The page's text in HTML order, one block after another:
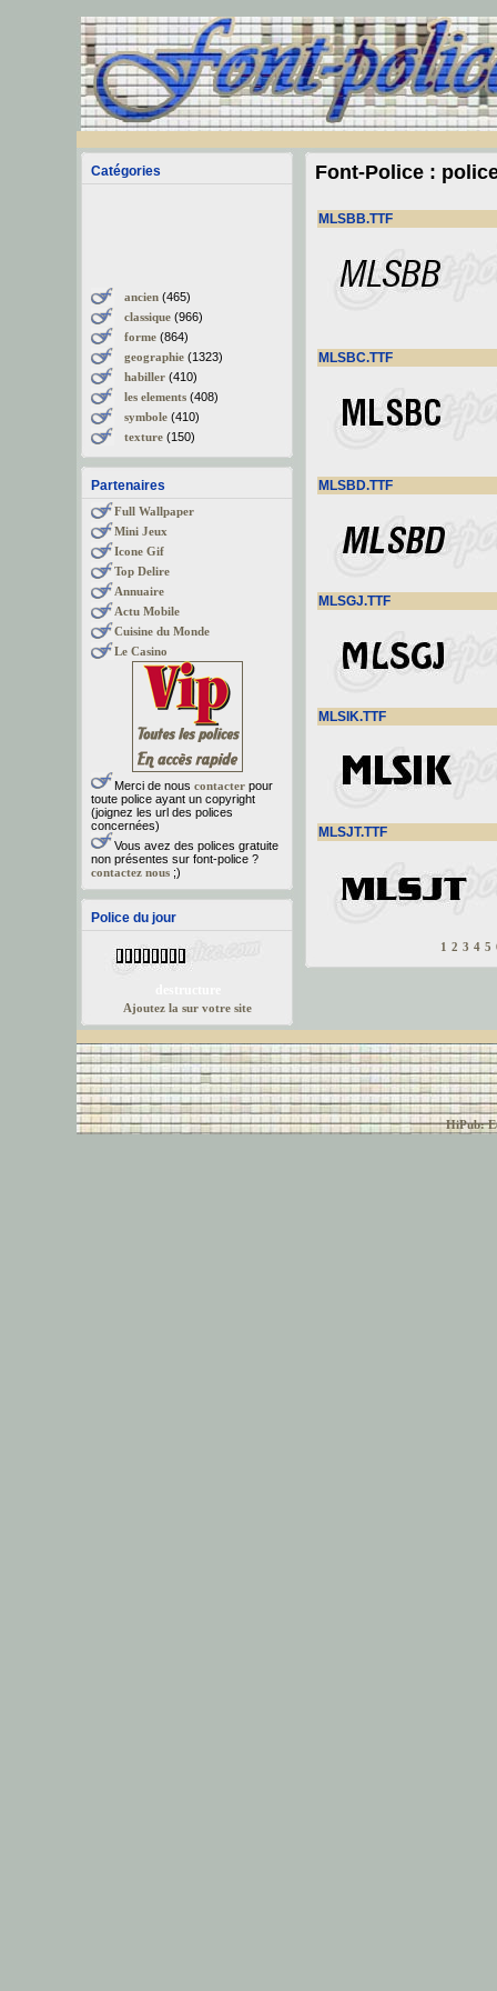
Catégories
ancien(465)
classique(966)
forme(864)
geographie(1323)
habiller(410)
les elements(408)
symbole(410)
texture(150)
Partenaires
Full Wallpaper
Mini Jeux
Icone Gif
Top Delire
Annuaire
Actu Mobile
Cuisine du Monde
Le Casino
Merci de nous contacterpour
toute police ayant un copyright
(joignez les url des polices
concernées)
Vous avez des polices gratuite
non présentes sur font-police ?
contactez nous;)
Police du jour
Ajoutez la sur votre site
Font-Police :
MLSBB.TTF
MLSBC.TTF
MLSBD.TTF
MLSGJ.TTF
MLSIK.TTF
MLSJT.TTF
1 2 3 4 5
HiPub: